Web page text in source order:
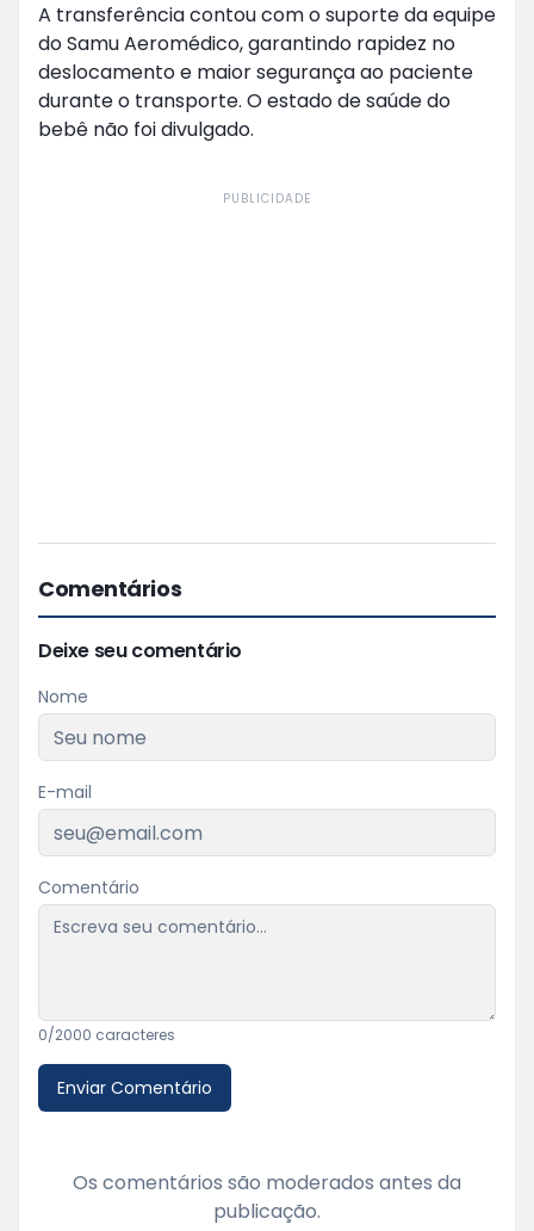
A transferência contou com o suporte da equipe
do Samu Aeromédico, garantindo rapidez no
deslocamento e maior segurança ao paciente
durante o transporte. O estado de saúde do
bebê não foi divulgado.
PUBLICIDADE
Comentários
Deixe seu comentário
Nome
E-mail
Comentário
0/2000 caracteres
Enviar Comentário
Os comentários são moderados antes da
publicação.